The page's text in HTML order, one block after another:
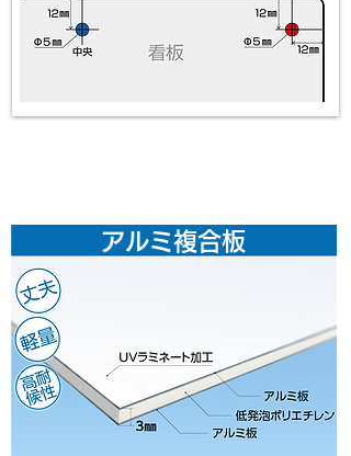
アルミ複合板